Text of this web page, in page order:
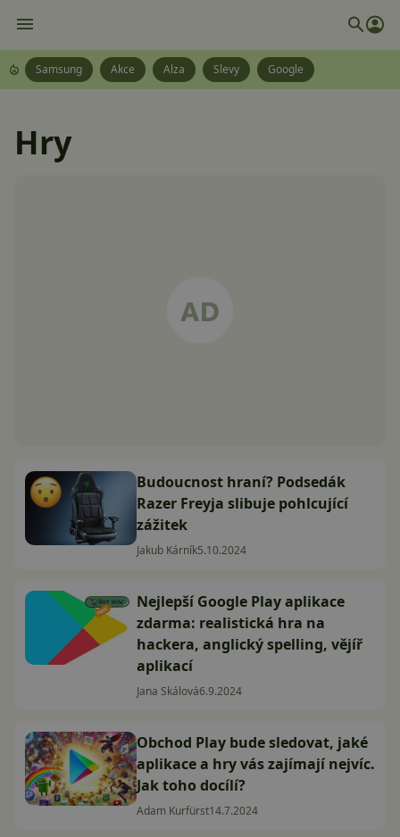
Samsung Akce Alza Slevy Google
Hry
Budoucnost hraní? Podsedák
Razer Freyja slibuje pohlcující
zážitek
Jakub Kárník5.10.2024
Nejlepší Google Play aplikace
zdarma: realistická hra na
hackera, anglický spelling, vějíř
aplikací
Jana Skálová6.9.2024
Obchod Play bude sledovat, jaké
aplikace a hry vás zajímají nejvíc.
Jak toho docílí?
Adam Kurfürst14.7.2024